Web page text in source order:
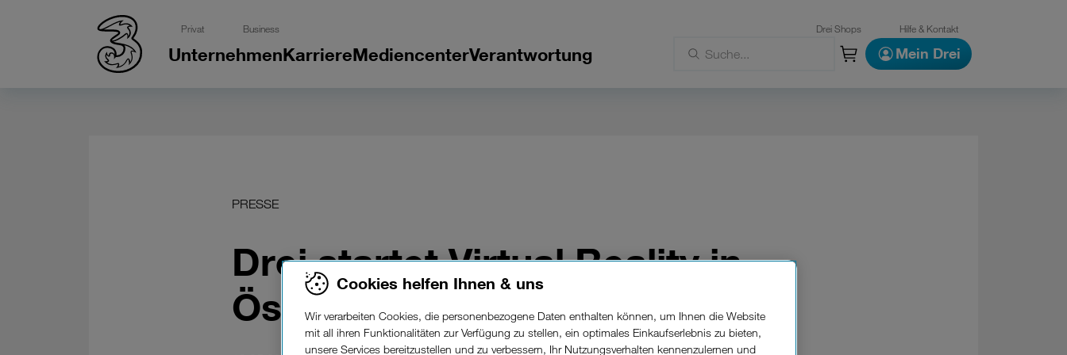
Privat Business Drei Shops Hilfe & Kontakt
UnternehmenKarriereMediencenterVerantwortung Mein Drei
PRESSE
Drei startet Virtual Reality in
Österreich.
Cookies helfen Ihnen & uns
Wir verarbeiten Cookies, die personenbezogene Daten enthalten können, um Ihnen die Website
mit all ihren Funktionalitäten zur Verfügung zu stellen, ein optimales Einkaufserlebnis zu bieten,
unsere Services bereitzustellen und zu verbessern, Ihr Nutzungsverhalten kennenzulernen und